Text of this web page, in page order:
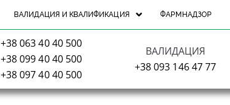
ВАЛИДАЦИЯ И КВАЛИФИКАЦИЯ ФАРМНАДЗОР
+38 063 40 40 500
+38 099 40 40 500
+38 097 40 40 500
ВАЛИДАЦИЯ
+38 093 146 47 77